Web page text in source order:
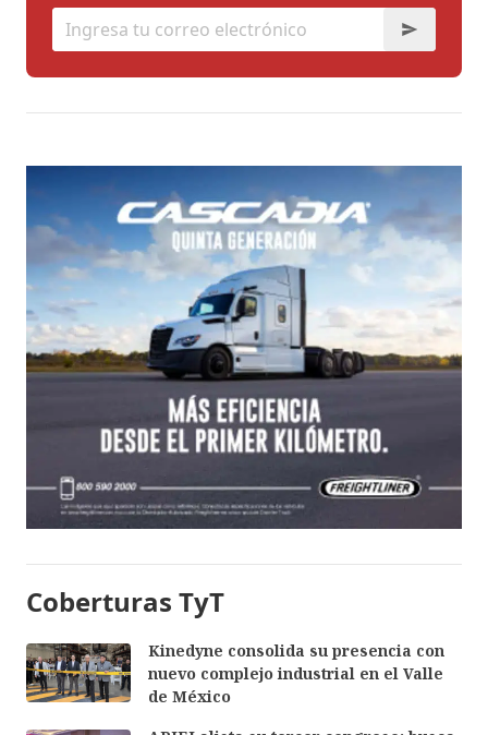
Coberturas TyT
Kinedyne consolida su presencia con
nuevo complejo industrial en el Valle
de México